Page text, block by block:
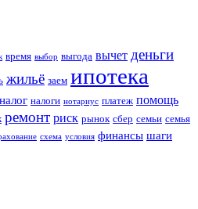
время выбор выгода вычет деньги
жильё заем ипотека
налог налоги нотариус платеж помощь
ремонт риск рынок сбер семьи семья
схема условия финансы шаги